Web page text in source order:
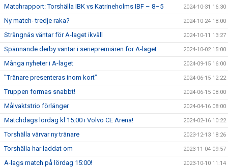
Matchrapport: Torshälla IBK vs Katrineholms IBF – 8–5 2024-10-31 16:30
Ny match- tredje raka? 2024-10-24 18:00
Strängnäs väntar för A-laget ikväll 2024-10-11 13:27
Spännande derby väntar i seriepremiären för A-laget 2024-10-02 15:00
Många nyheter i A-laget 2024-09-15 16:00
”Tränare presenteras inom kort” 2024-06-15 12:22
Truppen formas snabbt! 2024-06-15 08:00
Målvaktstrio förlänger 2024-04-16 08:00
Matchdags lördag kl 15:00 i Volvo CE Arena! 2024-02-16 10:22
Torshälla värvar ny tränare 2023-12-13 18:26
Torshälla har laddat om 2023-11-04 09:57
A-lags match på lördag 15:00! 2023-10-10 11:14